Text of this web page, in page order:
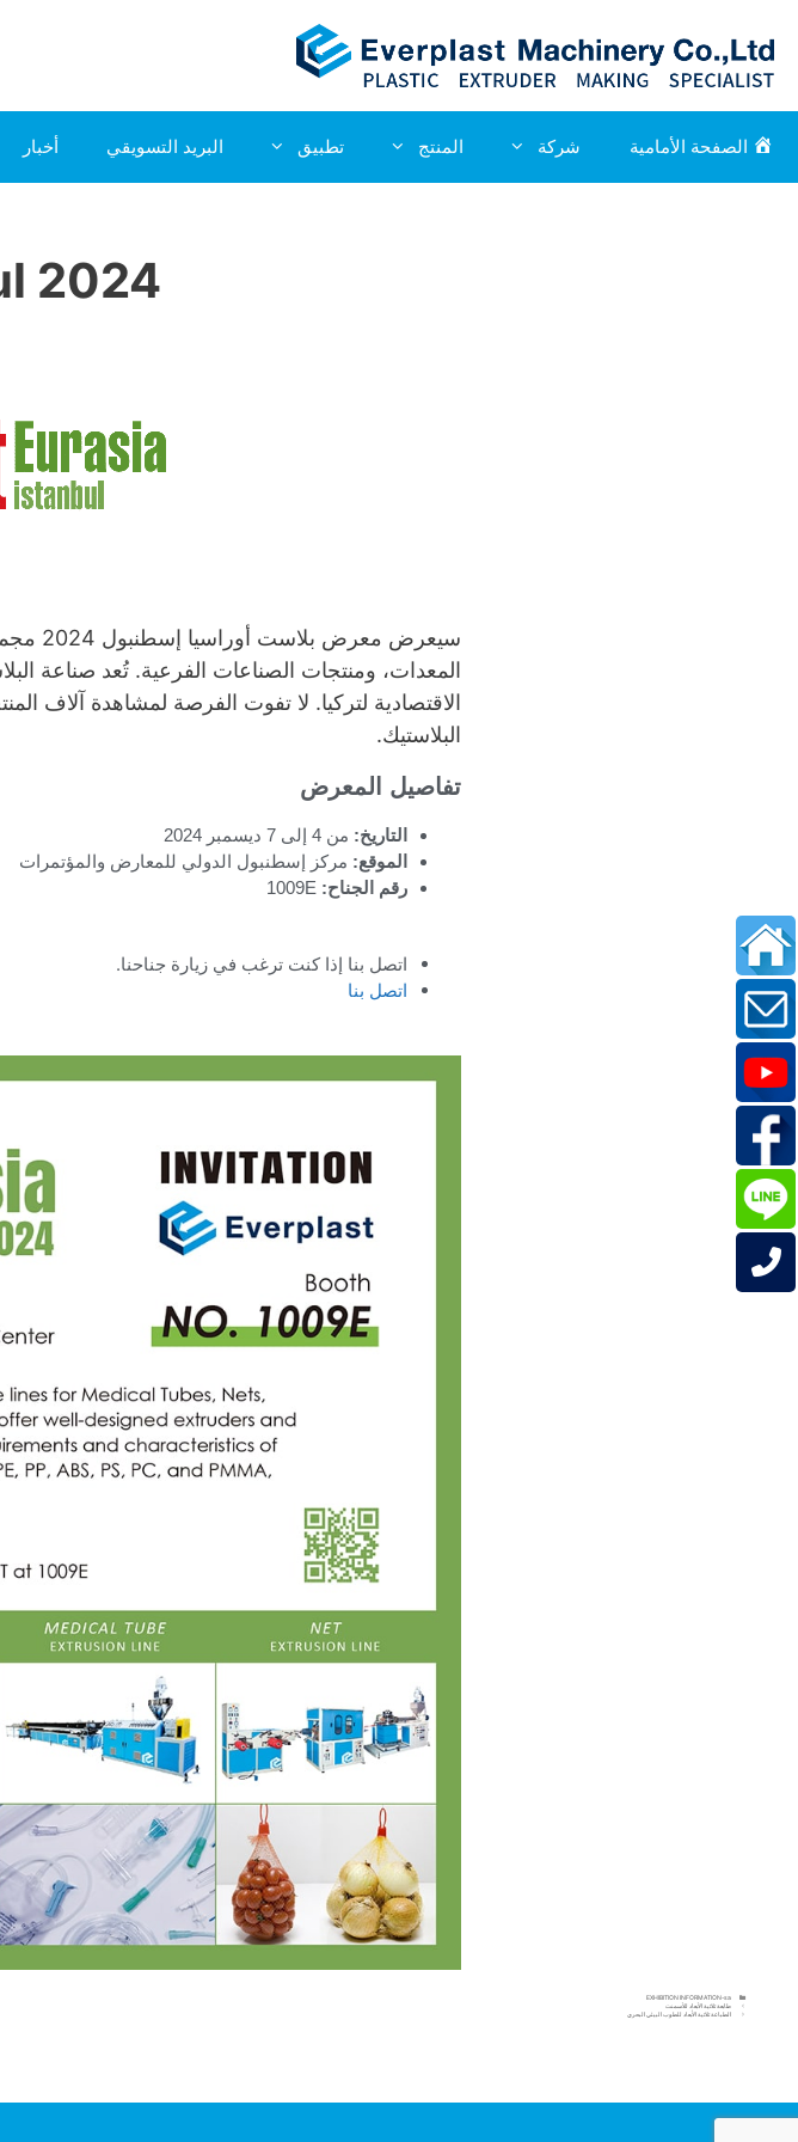
الصفحة الأمامية شركة المنتج تطبيق البريد التسويقي أخبار
2024
سيعرض
المعدات، ومنتجات الصناعات الفرعية. تُعد صناعة
الاقتصادية لتركيا. لا تفوت الفرصة لمشاهدة آلاف
البلاستيك.
تفاصيل المعرض
التاريخ: من 4 إلى 7 ديسمبر 2024
الموقع: مركز إسطنبول الدولي للمعارض والمؤتمرات
رقم الجناح:
اتصل بنا إذا كنت ترغب في زيارة جناحنا.
اتصل بنا
EXHIBITION INFORMATION-sa
طابعة ثلاثية الأبعاد للأسمنت
الطباعة ثلاثية الأبعاد للطوب البيئي البحري